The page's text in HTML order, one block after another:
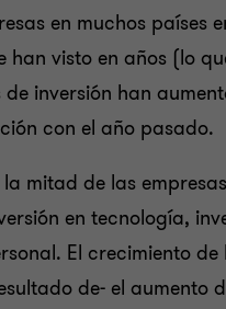
en muchos países
han visto en años (lo
inversión han
con el año pasado.
mitad de las
en tecnología,
El crecimiento de
de- el aumento